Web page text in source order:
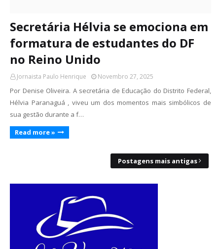
Secretária Hélvia se emociona em
formatura de estudantes do DF
no Reino Unido
Jornaista Paulo Henrique Novembro 27, 2025
Por Denise Oliveira. A secretária de Educação do Distrito Federal,
Hélvia Paranaguá , viveu um dos momentos mais simbólicos de
sua gestão durante a f…
Read more »
Postagens mais antigas